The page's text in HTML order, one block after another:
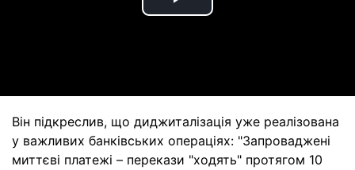
Play
Він підкреслив, що диджиталізація уже реалізована
у важливих банківських операціях: "Запроваджені
миттєві платежі – перекази "ходять" протягом 10